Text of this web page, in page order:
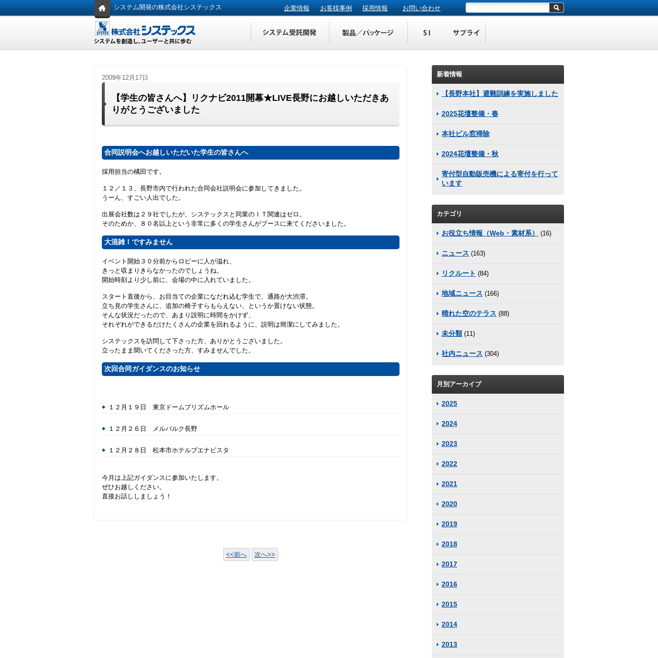
システム開発の株式会社システックス 企業情報 お客様事例 採用情報 お問い合わせ
2009年12月17日
【学生の皆さんへ】リクナビ2011開幕★LIVE長野にお越しいただきあ
りがとうございました
合同説明会へお越しいただいた学生の皆さんへ
採用担当の橘田です。
１２／１３、長野市内で行われた合同会社説明会に参加してきました。
うーん、すごい人出でした。
出展会社数は２９社でしたが、システックスと同業のＩＴ関連はゼロ。
そのためか、８０名以上という非常に多くの学生さんがブースに来てくださいました。
大混雑！ですみません
イベント開始３０分前からロビーに人が溢れ、
きっと収まりきらなかったのでしょうね。
開始時刻より少し前に、会場の中に入れていました。
スタート直後から、お目当ての企業になだれ込む学生で、通路が大渋滞。
立ち見の学生さんに、追加の椅子すらもらえない、というか置けない状態。
そんな状況だったので、あまり説明に時間をかけず、
それぞれができるだけたくさんの企業を回れるように、説明は簡潔にしてみました。
システックスを訪問して下さった方、ありがとうございました。
立ったまま聞いてくださった方、すみませんでした。
次回合同ガイダンスのお知らせ
１２月１９日 東京ドームプリズムホール
１２月２６日 メルパルク長野
１２月２８日 松本市ホテルブエナビスタ
今月は上記ガイダンスに参加いたします。
ぜひお越しください。
直接お話ししましょう！
<<前へ 次へ>>
新着情報
【長野本社】避難訓練を実施しました
2025花壇整備・春
本社ビル窓掃除
2024花壇整備・秋
寄付型自動販売機による寄付を行って
います
カテゴリ
お役立ち情報（Web・素材系） (16)
ニュース (163)
リクルート (84)
地域ニュース (166)
晴れた空のテラス (88)
未分類 (11)
社内ニュース (304)
月別アーカイブ
2025
2024
2023
2022
2021
2020
2019
2018
2017
2016
2015
2014
2013